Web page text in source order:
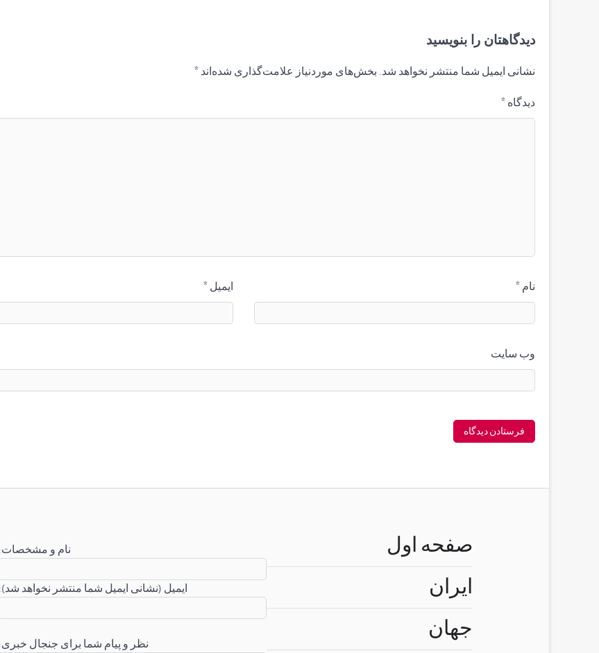
دیدگاهتان را بنویسید
نشانی ایمیل شما منتشر نخواهد شد. بخش‌های موردنیاز علامت‌گذاری شده‌اند *
دیدگاه *
نام * ایمیل *
وب‌ سایت
صفحه اول
ایران
جهان
:نام و مشخصات
:ایمیل (نشانی ایمیل شما منتشر نخواهد شد)
:نظر و پیام شما برای جنجال خبری